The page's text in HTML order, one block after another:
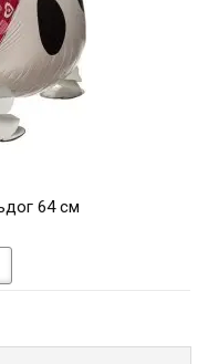
64 см